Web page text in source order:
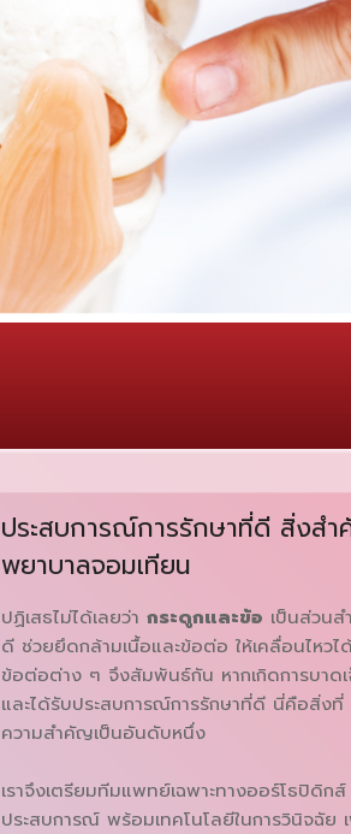
ประสบการณ์การรักษาที่ดี สิ่งส
พยาบาลจอมเทียน
ปฏิเสธไม่ได้เลยว่า กระดูกและข้อ เป็นส่วน
ดี ช่วยยึดกล้ามเนื้อและข้อต่อ ให้เคลื่อนไหว
ข้อต่อต่าง ๆ จึงสัมพันธ์กัน หากเกิดการบา
และได้รับประสบการณ์การรักษาที่ดี นี่คือสิ่งที่
ความสำคัญเป็นอันดับหนึ่ง
เราจึงเตรียมทีมแพทย์เฉพาะทางออร์โธปิดิ
ประสบการณ์ พร้อมเทคโนโลยีในการวินิจฉัย